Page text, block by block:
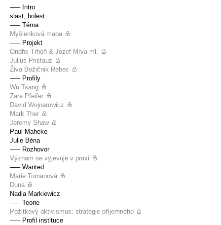
––– Intro
slast, bolest
––– Téma
Myšlenková mapa
––– Projekt
Ondřej Trhoň & Jozef Mrva ml.
Julius Pristauz
Živa Božičnik Rebec
––– Profily
Wu Tsang
Zara Pfeifer
David Wojnarowicz
Mark Ther
Jeremy Shaw
Paul Maheke
Julie Béna
––– Rozhovor
Význam se vyjevuje v praxi
––– Wanted
Marie Tomanová
Duna
Nadia Markiewicz
––– Teorie
Požitkový aktivismus: strategie příjemného
––– Profil instituce